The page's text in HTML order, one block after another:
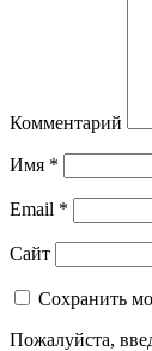
Комментарий
Имя *
Email *
Сайт
Сохранить
Пожалуйста,